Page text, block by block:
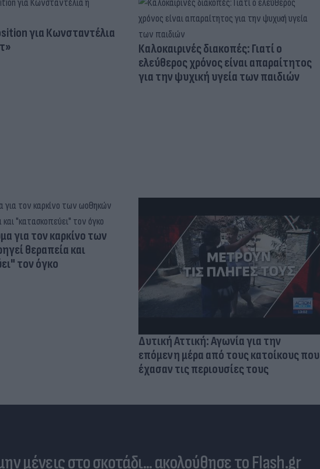
για Κωνσταντέλια
Καλοκαιρινές διακοπές: Γιατί ο
ελεύθερος χρόνος είναι απαραίτητος
για την ψυχική υγεία των παιδιών
για τον καρκίνο των
θεραπεία και
τον όγκο
Δυτική Αττική: Αγωνία για την
επόμενη μέρα από τους κατοίκους που
έχασαν τις περιουσίες τους
μένεις στο σκοτάδι... ακολούθησε το Flash.gr